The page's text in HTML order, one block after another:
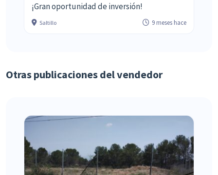
¡Gran oportunidad de inversión!
Saltillo 9 meses hace
Otras publicaciones del vendedor